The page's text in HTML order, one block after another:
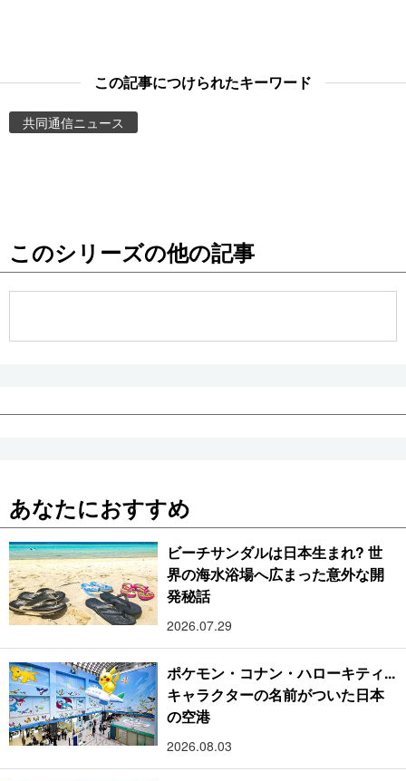
スポーツ・東京2020
Topics
Images
お知らせ
公式SNS
この記事につけられたキーワード
共同通信ニュース
このシリーズの他の記事
あなたにおすすめ
ビーチサンダルは日本生まれ? 世
界の海水浴場へ広まった意外な開
発秘話
2026.07.29
ポケモン・コナン・ハローキティ...
キャラクターの名前がついた日本
の空港
2026.08.03